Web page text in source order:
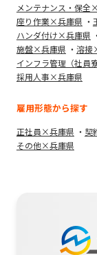
メンテナンス・保全
座り作業×兵庫県
ハンダ付け×兵庫県
施盤×兵庫県
溶接
インフラ管理（社員
採用人事×兵庫県
雇用形態から探す
正社員×兵庫県 契
その他×兵庫県